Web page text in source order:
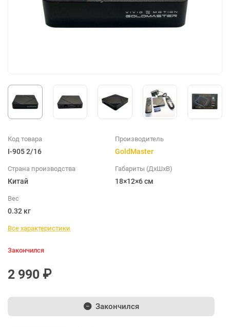
Код товара
I-905 2/16
Производитель
GoldMaster
Страна производства
Китай
Габариты (ДхШхВ)
18×12×6 см
Вес
0.32 кг
Все характеристики
Закончился
2 990 ₽
Закончился